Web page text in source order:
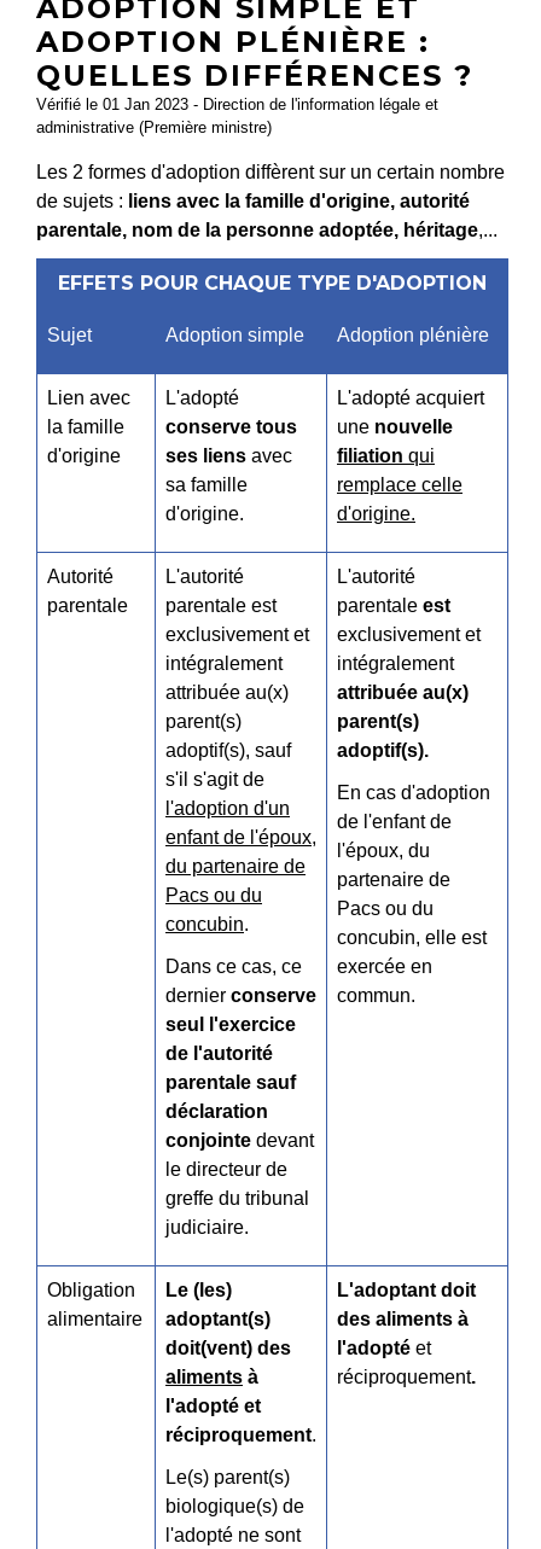
ADOPTION SIMPLE ET
ADOPTION PLÉNIÈRE :
QUELLES DIFFÉRENCES ?
Vérifié le 01 Jan 2023 - Direction de l'information légale et
administrative (Première ministre)
Les 2 formes d'adoption diffèrent sur un certain nombre
de sujets : liens avec la famille d'origine, autorité
parentale, nom de la personne adoptée, héritage,...
EFFETS POUR CHAQUE TYPE D'ADOPTION
Sujet Adoption simple Adoption plénière
Lien avec
la famille
d'origine
L'adopté
conserve tous
ses liens avec
sa famille
d'origine.
L'adopté acquiert
une nouvelle
filiation qui
remplace celle
d'origine.
Autorité
parentale
L'autorité
parentale est
exclusivement et
intégralement
attribuée au(x)
parent(s)
adoptif(s), sauf
s'il s'agit de
l'adoption d'un
enfant de l'époux,
du partenaire de
Pacs ou du
concubin.
Dans ce cas, ce
dernier conserve
seul l'exercice
de l'autorité
parentale sauf
déclaration
conjointe devant
le directeur de
greffe du tribunal
judiciaire.
L'autorité
parentale est
exclusivement et
intégralement
attribuée au(x)
parent(s)
adoptif(s).
En cas d'adoption
de l'enfant de
l'époux, du
partenaire de
Pacs ou du
concubin, elle est
exercée en
commun.
Obligation
alimentaire
Le (les)
adoptant(s)
doit(vent) des
aliments à
l'adopté et
réciproquement.
Le(s) parent(s)
biologique(s) de
l'adopté ne sont
L'adoptant doit
des aliments à
l'adopté et
réciproquement.